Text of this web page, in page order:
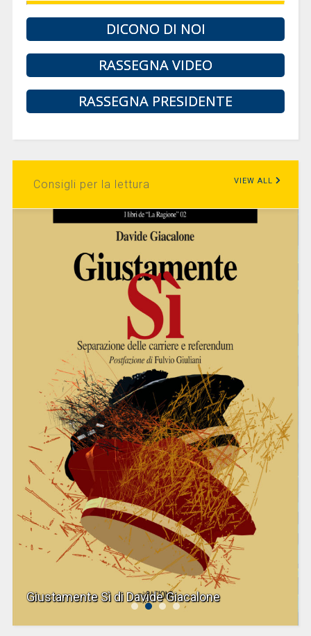
DICONO DI NOI
RASSEGNA VIDEO
RASSEGNA PRESIDENTE
Consigli per la lettura VIEW ALL
Giustamente Sì di Davide Giacalone